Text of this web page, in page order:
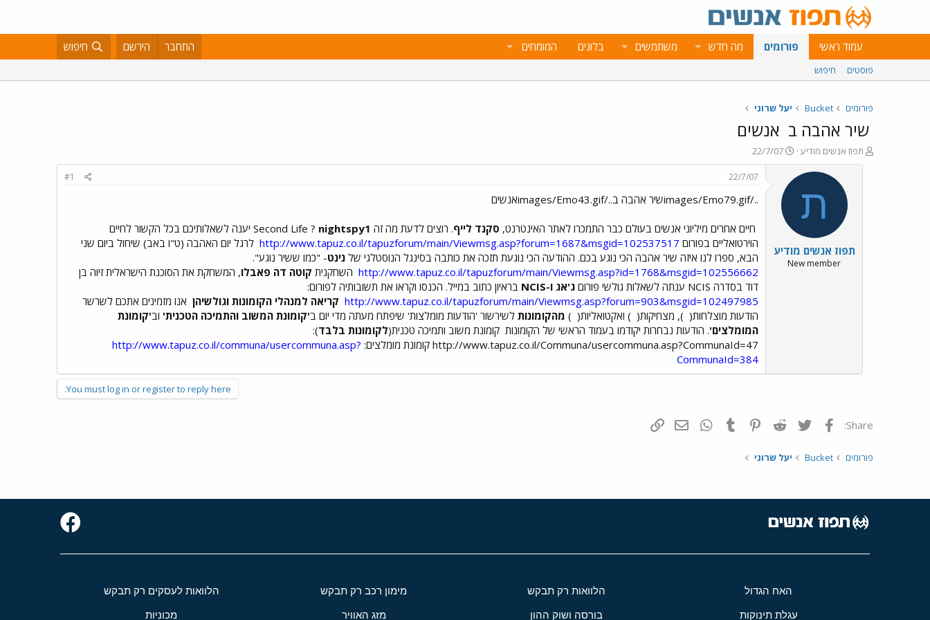
עמוד ראשי פורומים מה חדש משתמשים בלוגים המומחים התחבר הירשם חיפוש
פוסטים חיפוש
פורומים Bucket יעל שרוני
שיר אהבה ב אנשים
פ
ו
תפוז אנשים מודיע
פ
ו
ם
ב
ר
22/7/07
ת
תפוז אנשים מודיע
New member
22/7/07
#1
../images/Emo79.gifשיר אהבה ב../images/Emo43.gifאנשים
חיים אחרים מיליוני אנשים בעולם כבר התמכרו לאתר האינטרנט, סקנד לייף. רוצים לדעת מה זה Second Life ? nightspy1
יענה לשאלותיכם בכל הקשור לחיים
הוירטואליים בפורום http://www.tapuz.co.il/tapuzforum/main/Viewmsg.asp?forum=1687&msgid=102537517 לרגל יום האהבה (ט"ו באב) שיחול ביום שני
הבא, ספרו לנו איזה שיר אהבה הכי נוגע בכם. ההודעה הכי נוגעת תזכה את כותבה בסינגל הנוסטלגי של נינט- "כמו ששיר נוגע".
http://www.tapuz.co.il/tapuzforum/main/Viewmsg.asp?id=1768&msgid=102556662 השחקנית קוטה דה פאבלו, המשחקת את הסוכנת הישראלית זיוה בן
דוד בסדרה NCIS ענתה לשאלות גולשי פורום
ג'אג ו-NCIS
בראיון כתוב במייל. הכנסו וקראו את תשובותיה לפורום:
http://www.tapuz.co.il/tapuzforum/main/Viewmsg.asp?forum=903&msgid=102497985 קריאה למנהלי הקומונות וגולשיהן אנו מזמינים אתכם לשרשר
הודעות מוצלחות( ), מצחיקות( ) ואקטואליות( ) מהקומונות לשירשור 'הודעות מומלצות' שיפתח מעתה מדי יום ב'קומונת המשוב והתמיכה הטכנית' וב'קומונת
המומלצים'. הודעות נבחרות יקודמו בעמוד הראשי של הקומונות קומונת משוב ותמיכה טכנית(לקומונות בלבד):
http://www.tapuz.co.il/Communa/usercommuna.asp?CommunaId=47 קומונת מומלצים:
http://www.tapuz.co.il/communa/usercommuna.asp?
CommunaId=384
You must log in or register to reply here.
Share: פייסבוק Twitter
Reddit
Pinterest
Tumblr
WhatsAppדואר אלקטרוני
פורומים Bucket יעל שרוני
האח הגדול הלוואות רק תבקש מימון רכב רק תבקש הלוואות לעסקים רק תבקש
עגלת תינוקות בורסה ושוק ההון מזג האוויר מכוניות